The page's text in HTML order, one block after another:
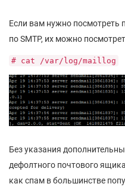
Если вам нужно посмотреть
по SMTP, их можно
# cat /var/log/maillog
Без указания
дефолтного почтового
как спам в большинстве